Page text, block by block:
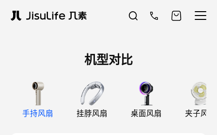
机型对比
手持风扇 挂脖风扇 桌面风扇 夹子风扇